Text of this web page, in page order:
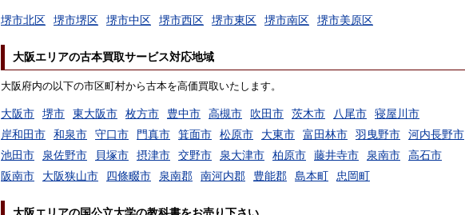
堺市北区 堺市堺区 堺市中区 堺市西区 堺市東区 堺市南区 堺市美原区
大阪エリアの古本買取サービス対応地域
大阪府内の以下の市区町村から古本を高価買取いたします。
大阪市 堺市 東大阪市 枚方市 豊中市 高槻市 吹田市 茨木市 八尾市
寝屋川市
岸和田市
和泉市 守口市 門真市 箕面市 松原市 大東市 富田林市 羽曳野市
河内長野市
池田市
泉佐野市 貝塚市 摂津市 交野市 泉大津市 柏原市 藤井寺市 泉南市
高石市
阪南市
大阪狭山市 四條畷市 泉南郡 南河内郡 豊能郡 島本町 忠岡町